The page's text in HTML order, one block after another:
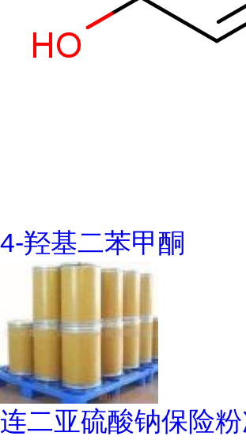
4-羟基二苯甲酮
连二亚硫酸钠保险